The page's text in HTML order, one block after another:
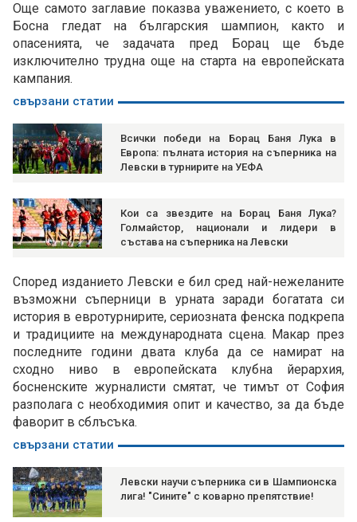
Още самото заглавие показва уважението, с което в
Босна гледат на българския шампион, както и
опасенията, че задачата пред Борац ще бъде
изключително трудна още на старта на европейската
кампания.
свързани статии
Всички победи на Борац Баня Лука в
Европа: пълната история на съперника на
Левски в турнирите на УЕФА
Кои са звездите на Борац Баня Лука?
Голмайстор, национали и лидери в
състава на съперника на Левски
Според изданието Левски е бил сред най-нежеланите
възможни съперници в урната заради богатата си
история в евротурнирите, сериозната фенска подкрепа
и традициите на международната сцена. Макар през
последните години двата клуба да се намират на
сходно ниво в европейската клубна йерархия,
босненските журналисти смятат, че тимът от София
разполага с необходимия опит и качество, за да бъде
фаворит в сблъсъка.
свързани статии
Левски научи съперника си в Шампионска
лига! "Сините" с коварно препятствие!